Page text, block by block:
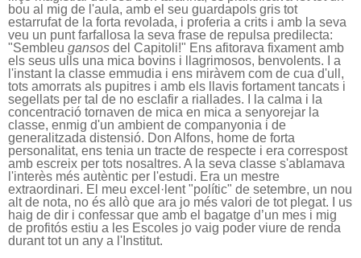
bou al mig de l'aula, amb el seu guardapols gris tot
estarrufat de la forta revolada, i proferia a crits i amb la seva
veu un punt farfallosa la seva frase de repulsa predilecta:
"Sembleu gansos del Capitoli!" Ens afitorava fixament amb
els seus ulls una mica bovins i llagrimosos, benvolents. I a
l'instant la classe emmudia i ens miràvem com de cua d'ull,
tots amorrats als pupitres i amb els llavis fortament tancats i
segellats per tal de no esclafir a riallades. I la calma i la
concentració tornaven de mica en mica a senyorejar la
classe, enmig d'un ambient de companyonia i de
generalitzada distensió. Don Alfons, home de forta
personalitat, ens tenia un tracte de respecte i era correspost
amb escreix per tots nosaltres. A la seva classe s'ablamava
l'interès més autèntic per l'estudi. Era un mestre
extraordinari. El meu excel·lent "polític" de setembre, un nou
alt de nota, no és allò que ara jo més valori de tot plegat. I us
haig de dir i confessar que amb el bagatge d’un mes i mig
de profitós estiu a les Escoles jo vaig poder viure de renda
durant tot un any a l'Institut.